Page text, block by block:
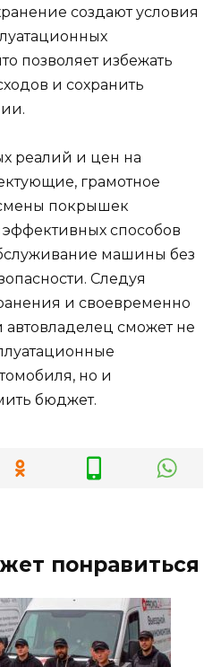
создают условия
позволяет избежать
и сохранить
реалий и цен на
грамотное
покрышек
способов
машины без
Следуя
и своевременно
сможет не
но и
бюджет.
понравиться